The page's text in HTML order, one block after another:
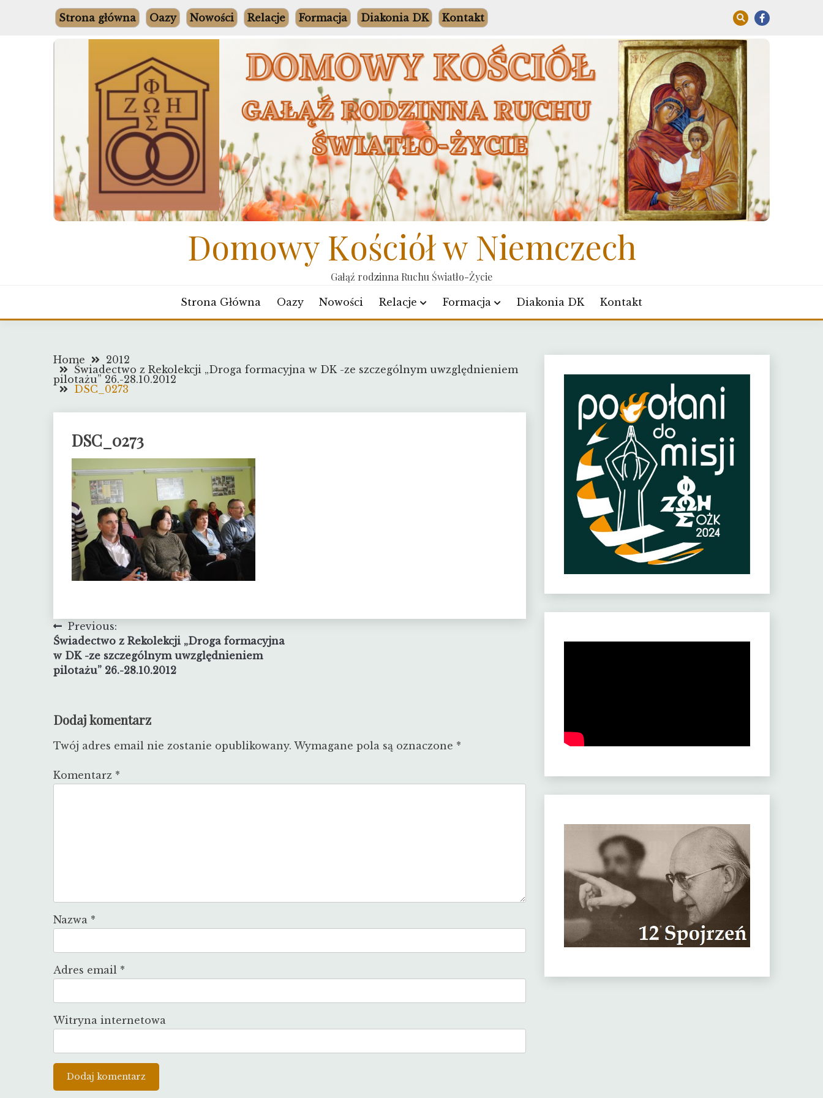
Strona główna Oazy Nowości Relacje Formacja Diakonia DK Kontakt
Domowy Kościół w Niemczech
Gałąź rodzinna Ruchu Światło-Życie
Strona Główna Oazy Nowości Relacje Formacja Diakonia DK Kontakt
Home
2012
Świadectwo z Rekolekcji „Droga formacyjna w DK -ze szczególnym uwzględnieniem
pilotażu” 26.-28.10.2012
DSC_0273
DSC_0273
Nawigacja
wpisu
Previous:
Świadectwo z Rekolekcji „Droga formacyjna
w DK -ze szczególnym uwzględnieniem
pilotażu” 26.-28.10.2012
Dodaj komentarz
Twój adres email nie zostanie opublikowany. Wymagane pola są oznaczone *
Komentarz *
Nazwa *
Adres email *
Witryna internetowa